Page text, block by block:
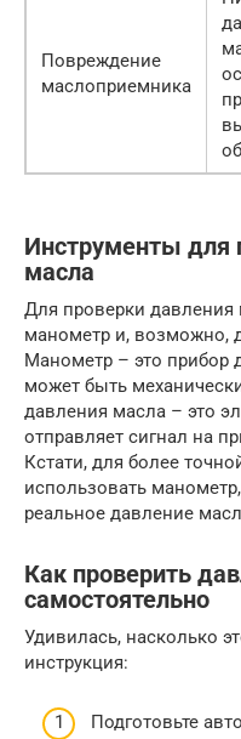
Повреждение
маслоприемника
Инструменты для
масла
Для проверки давления
манометр и, возможно,
Манометр – это прибор
может быть
давления масла – это
отправляет сигнал на
Кстати, для более
использовать
реальное давление
Как проверить
самостоятельно
Удивилась, насколько
инструкция:
Подготовьте